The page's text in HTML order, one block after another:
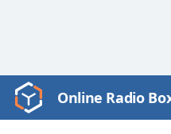
Video
Player
Online Radio